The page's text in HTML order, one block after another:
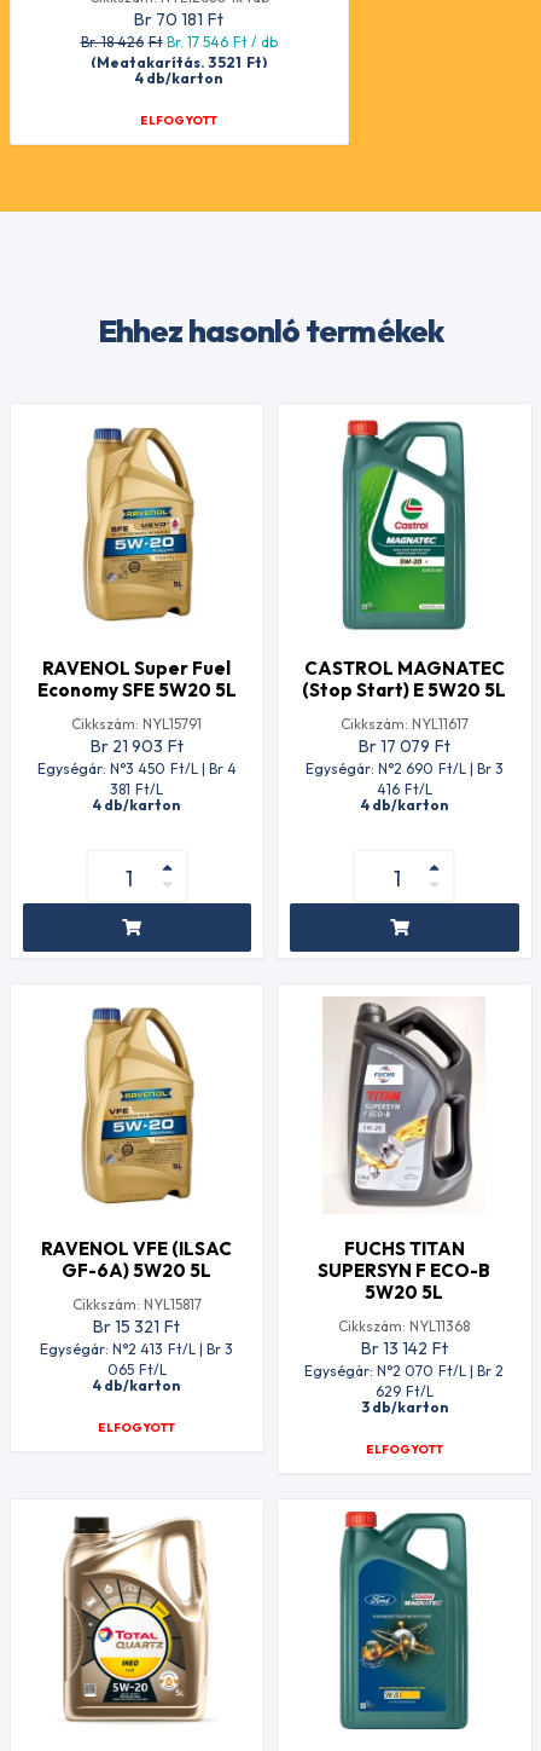
Br 70 181 Ft
Br. 18 426 Ft Br. 17 546 Ft/ db
(Megtakarítás. 3 521 Ft)
4 db/karton
ELFOGYOTT
Ehhez hasonló termékek
RAVENOL Super Fuel
Economy SFE 5W20 5L
Cikkszám: NYL15791
Br 21 903 Ft
Egységár: N°3 450 Ft/L | Br 4
381 Ft/L
4 db/karton
CASTROL MAGNATEC
(Stop Start) E 5W20 5L
Cikkszám: NYL11617
Br 17 079 Ft
Egységár: N°2 690 Ft/L | Br 3
416 Ft/L
4 db/karton
RAVENOL VFE (ILSAC
GF-6A) 5W20 5L
Cikkszám: NYL15817
Br 15 321 Ft
Egységár: N°2 413 Ft/L | Br 3
065 Ft/L
4 db/karton
ELFOGYOTT
FUCHS TITAN
SUPERSYN F ECO-B
5W20 5L
Cikkszám: NYL11368
Br 13 142 Ft
Egységár: N°2 070 Ft/L | Br 2
629 Ft/L
3 db/karton
ELFOGYOTT